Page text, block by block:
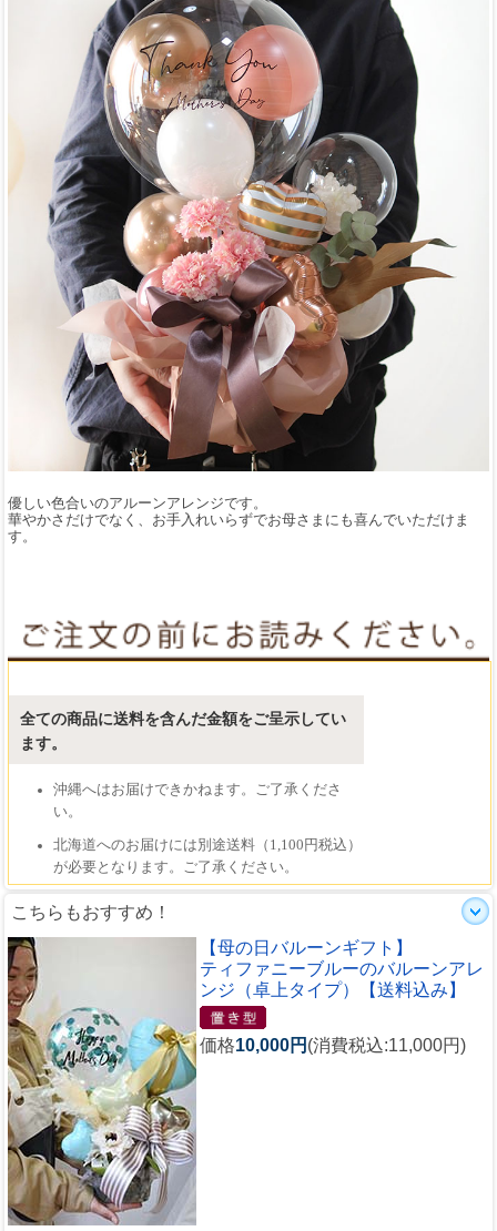
優しい色合いのアルーンアレンジです。
華やかさだけでなく、お手入れいらずでお母さまにも喜んでいただけま
す。
こちらもおすすめ！
【母の日バルーンギフト】
ティファニーブルーのバルーンアレ
ンジ（卓上タイプ）【送料込み】
価格10,000円 (消費税込:11,000円)